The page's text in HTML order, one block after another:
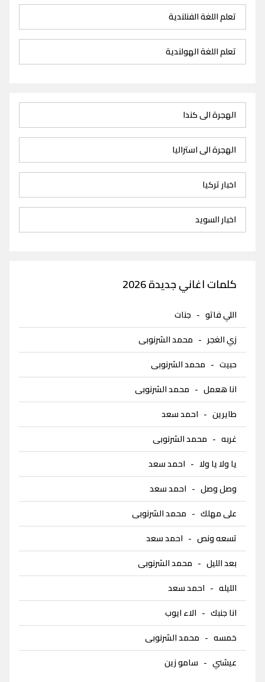
تعلم اللغة الفنلندية
تعلم اللغة الهولندية
الهجرة الى كندا
الهجرة الى استراليا
اخبار تركيا
اخبار السويد
كلمات اغاني جديدة 2026
اللي فاتو - جنات
زي الغجر - محمد الشرنوبى
حبيت - محمد الشرنوبى
انا هعمل - محمد الشرنوبى
طايرين - احمد سعد
غربه - محمد الشرنوبى
يا ولا يا ولا - احمد سعد
وصل وصل - احمد سعد
على مهلك - محمد الشرنوبى
تسعه ونص - احمد سعد
بعد الليل - محمد الشرنوبى
الليله - احمد سعد
انا جنبك - الاء ايوب
خمسه - محمد الشرنوبى
عيشني - سامو زين